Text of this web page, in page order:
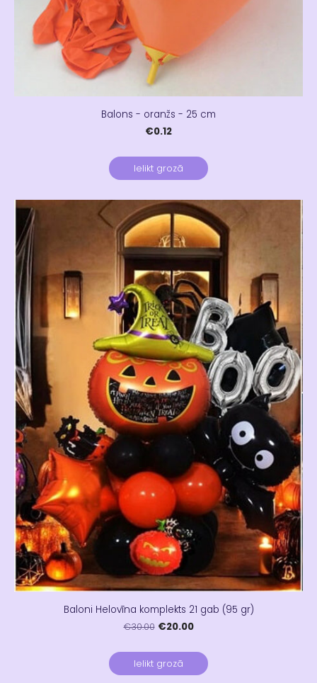
Balons - oranžs - 25 cm
€0.12
Ielikt grozā
Baloni Helovīna komplekts 21 gab (95 gr)
€30.00 €20.00
Ielikt grozā